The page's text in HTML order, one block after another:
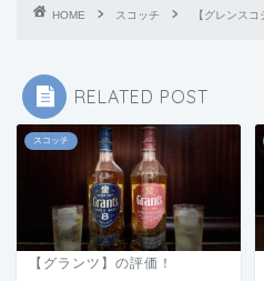
HOME スコッチ 【グレンス
RELATED POST
スコッチ
【グランツ】の評価！